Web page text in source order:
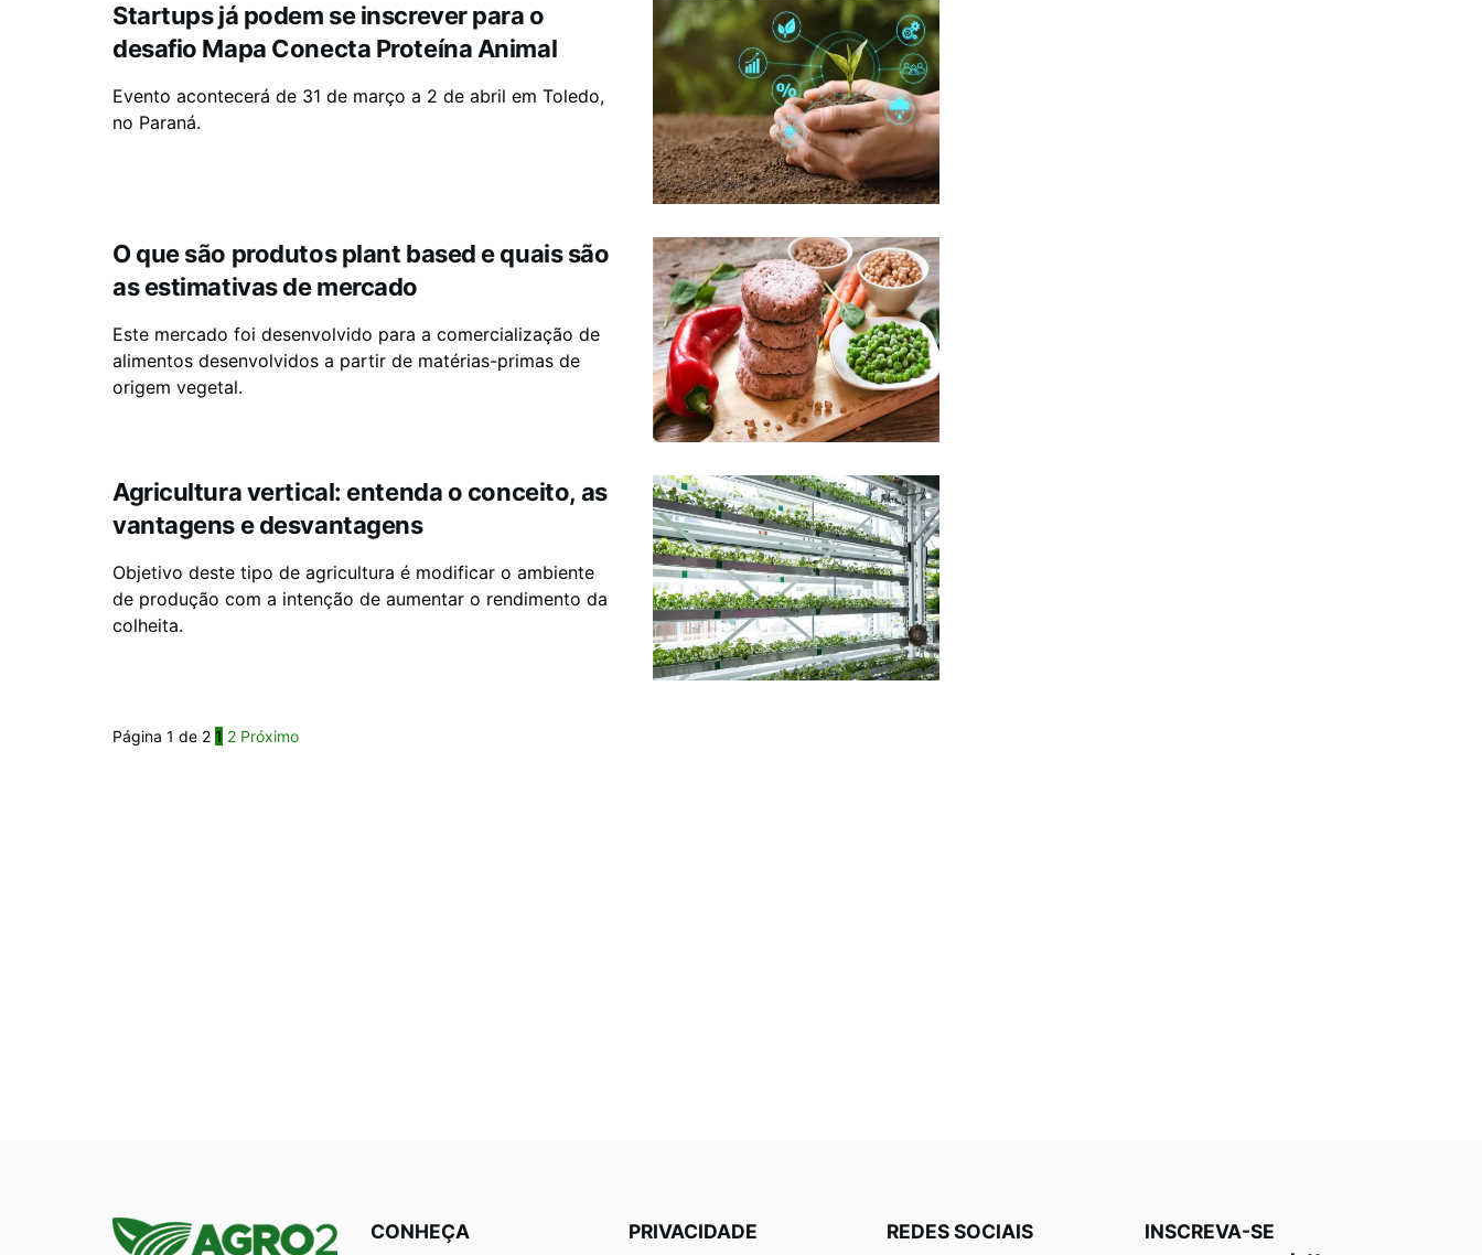
Startups já podem se inscrever para o
desafio Mapa Conecta Proteína Animal
Evento acontecerá de 31 de março a 2 de abril em Toledo,
no Paraná.
O que são produtos plant based e quais são
as estimativas de mercado
Este mercado foi desenvolvido para a comercialização de
alimentos desenvolvidos a partir de matérias-primas de
origem vegetal.
Agricultura vertical: entenda o conceito, as
vantagens e desvantagens
Objetivo deste tipo de agricultura é modificar o ambiente
de produção com a intenção de aumentar o rendimento da
colheita.
Página 1 de 2 1 2 Próximo
CONHEÇA PRIVACIDADE REDES SOCIAIS
INSCREVA-SE